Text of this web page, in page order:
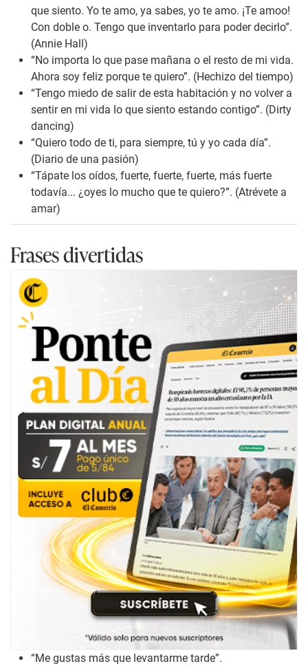
que siento. Yo te amo, ya sabes, yo te amo. ¡Te amoo!
Con doble o. Tengo que inventarlo para poder decirlo”.
(Annie Hall)
“No importa lo que pase mañana o el resto de mi vida.
Ahora soy feliz porque te quiero”. (Hechizo del tiempo)
“Tengo miedo de salir de esta habitación y no volver a
sentir en mi vida lo que siento estando contigo”. (Dirty
dancing)
“Quiero todo de ti, para siempre, tú y yo cada día”.
(Diario de una pasión)
“Tápate los oídos, fuerte, fuerte, fuerte, más fuerte
todavía... ¿oyes lo mucho que te quiero?”. (Atrévete a
amar)
Frases divertidas
“Me gustas más que levantarme tarde”.